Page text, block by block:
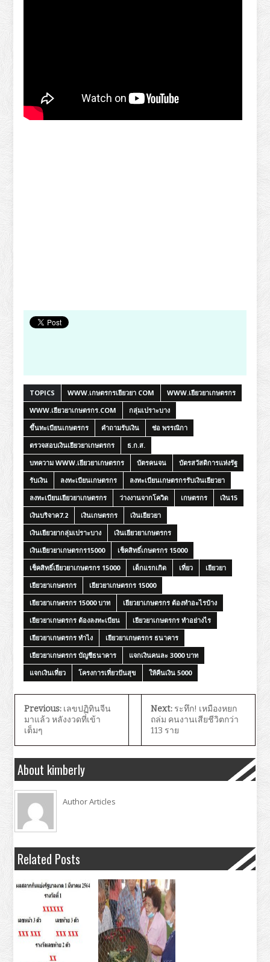
TOPICS WWW.เกษตรกรเยียวยา COM
WWW.เยียวยาเกษตรกร
WWW.เยียวยาเกษตรกร.COM
กลุ่มเปราะบาง
ขึ้นทะเบียนเกษตรกร
คำถามรับเงิน
ช่อ พรรณิกา
ตรวจสอบเงินเยียวยาเกษตรกร
ธ.ก.ส.
บทความ WWW.เยียวยาเกษตรกร
บัตรคนจน
บัตรสวัสดิการแห่งรัฐ
รับเงิน
ลงทะเบียนเกษตรกร
ลงทะเบียนเกษตรกรรับเงินเยียวยา
ลงทะเบียนเยียวยาเกษตรกร
ว่างงานจากโควิด เกษตรกร
เงิน15
เงินบริจาค7.2
เงินเกษตรกร
เงินเยียวยา
เงินเยียวยากลุ่มเปราะบาง
เงินเยียวยาเกษตรกร
เงินเยียวยาเกษตรกร15000
เช็คสิทธิ์เกษตรกร 15000
เช็คสิทธิ์เยียวยาเกษตรกร 15000
เด็กแรกเกิด เที่ยว
เยียวยา
เยียวยาเกษตรกร
เยียวยาเกษตรกร 15000
เยียวยาเกษตรกร 15000 บาท
เยียวยาเกษตรกร ต้องทําอะไรบ้าง
เยียวยาเกษตรกร ต้องลงทะเบียน
เยียวยาเกษตรกร ทําอย่างไร
เยียวยาเกษตรกร ทําไง
เยียวยาเกษตรกร ธนาคาร
เยียวยาเกษตรกร บัญชีธนาคาร
แจกเงินคนละ 3000 บาท
แจกเงินเที่ยว
โครงการเที่ยวปันสุข ให้คืนเงิน 5000
Previous: เลขปฏิทินจีน
มาแล้ว หลังงวดที่เข้า
เต็มๆ
Next: ระทึก! เหมืองหยก
ถล่ม คนงานเสียชีวิตกว่า
113 ราย
About kimberly
Author Articles
Related Posts